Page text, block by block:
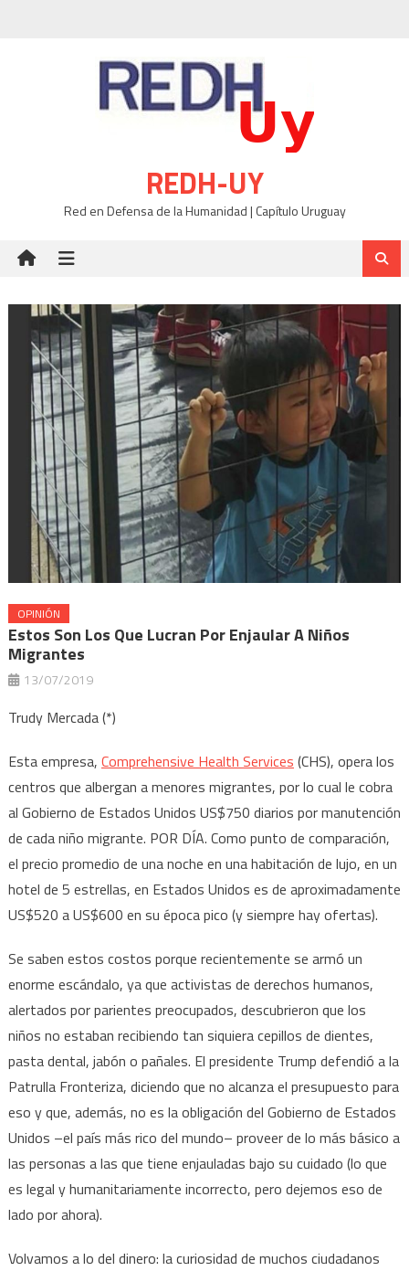
REDH-UY
Red en Defensa de la Humanidad | Capítulo Uruguay
OPINIÓN
Estos Son Los Que Lucran Por Enjaular A Niños
Migrantes
13/07/2019
Trudy Mercada (*)
Esta empresa, Comprehensive Health Services (CHS), opera los
centros que albergan a menores migrantes, por lo cual le cobra
al Gobierno de Estados Unidos US$750 diarios por manutención
de cada niño migrante. POR DÍA. Como punto de comparación,
el precio promedio de una noche en una habitación de lujo, en un
hotel de 5 estrellas, en Estados Unidos es de aproximadamente
US$520 a US$600 en su época pico (y siempre hay ofertas).
Se saben estos costos porque recientemente se armó un
enorme escándalo, ya que activistas de derechos humanos,
alertados por parientes preocupados, descubrieron que los
niños no estaban recibiendo tan siquiera cepillos de dientes,
pasta dental, jabón o pañales. El presidente Trump defendió a la
Patrulla Fronteriza, diciendo que no alcanza el presupuesto para
eso y que, además, no es la obligación del Gobierno de Estados
Unidos –el país más rico del mundo– proveer de lo más básico a
las personas a las que tiene enjauladas bajo su cuidado (lo que
es legal y humanitariamente incorrecto, pero dejemos eso de
lado por ahora).
Volvamos a lo del dinero: la curiosidad de muchos ciudadanos